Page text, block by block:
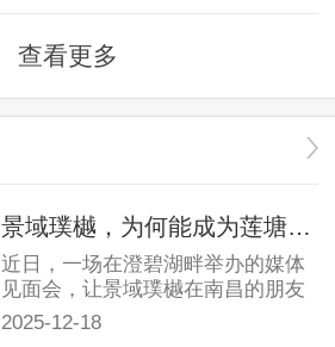
查看更多
景域璞樾，为何能成为莲塘改善市场的“现象级”作品？
近日，一场在澄碧湖畔举办的媒体
见面会，让景域璞樾在南昌的朋友
圈成功刷屏。作为接棒...
2025-12-18
抚州
景德镇
新余
萍乡